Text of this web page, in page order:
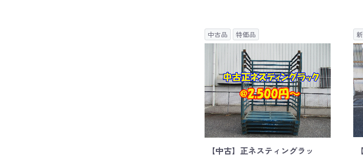
中古品 特価品
【中古】正ネスティングラッ